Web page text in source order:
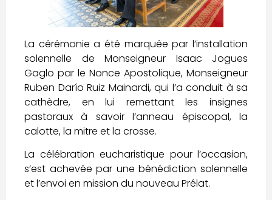
La cérémonie a été marquée par l’installation
solennelle de Monseigneur Isaac Jogues
Gaglo par le Nonce Apostolique, Monseigneur
Ruben Darío Ruiz Mainardi, qui l’a conduit à sa
cathèdre, en lui remettant les insignes
pastoraux à savoir l’anneau épiscopal, la
calotte, la mitre et la crosse.
La célébration eucharistique pour l’occasion,
s’est achevée par une bénédiction solennelle
et l’envoi en mission du nouveau Prélat.